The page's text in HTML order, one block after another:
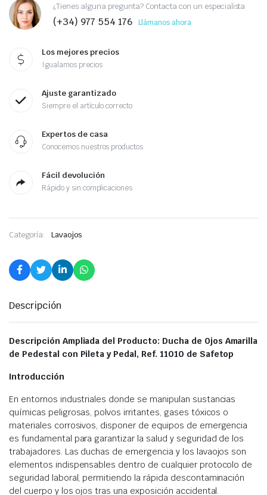
¿Tienes alguna pregunta? Contacta con un especialista
(+34) 977 554 176 Llámanos ahora
Los mejores precios
Igualamos precios
Ajuste garantizado
Siempre el artículo correcto
Expertos de casa
Conocemos nuestros productos
Fácil devolución
Rápido y sin complicaciones
Categoría: Lavaojos
Descripción
Descripción Ampliada del Producto: Ducha de Ojos Amarilla
de Pedestal con Pileta y Pedal, Ref. 11010 de Safetop
Introducción
En entornos industriales donde se manipulan sustancias
químicas peligrosas, polvos irritantes, gases tóxicos o
materiales corrosivos, disponer de equipos de emergencia
es fundamental para garantizar la salud y seguridad de los
trabajadores. Las duchas de emergencia y los lavaojos son
elementos indispensables dentro de cualquier protocolo de
seguridad laboral, permitiendo la rápida descontaminación
del cuerpo y los ojos tras una exposición accidental.